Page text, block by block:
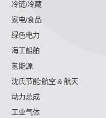
冷链/冷藏
家电/食品
绿色电力
海工船舶
氢能源
沈氏节能:航空 & 航天
动力总成
工业气体